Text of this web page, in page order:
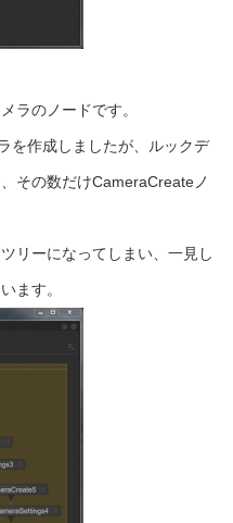
ラのノードです。
を作成しましたが、ルックデ
その数だけCameraCreateノ
リーになってしまい、一見し
ます。